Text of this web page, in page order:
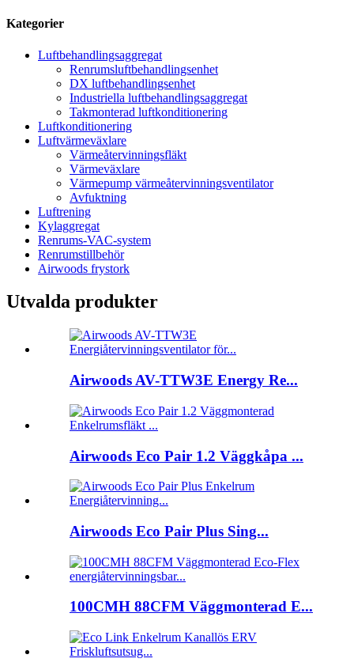
Kategorier
Luftbehandlingsaggregat
Renrumsluftbehandlingsenhet
DX luftbehandlingsenhet
Industriella luftbehandlingsaggregat
Takmonterad luftkonditionering
Luftkonditionering
Luftvärmeväxlare
Värmeåtervinningsfläkt
Värmeväxlare
Värmepump värmeåtervinningsventilator
Avfuktning
Luftrening
Kylaggregat
Renrums-VAC-system
Renrumstillbehör
Airwoods frystork
Utvalda produkter
Airwoods AV-TTW3E Energy Re...
Airwoods Eco Pair 1.2 Väggkåpa ...
Airwoods Eco Pair Plus Sing...
100CMH 88CFM Väggmonterad E...